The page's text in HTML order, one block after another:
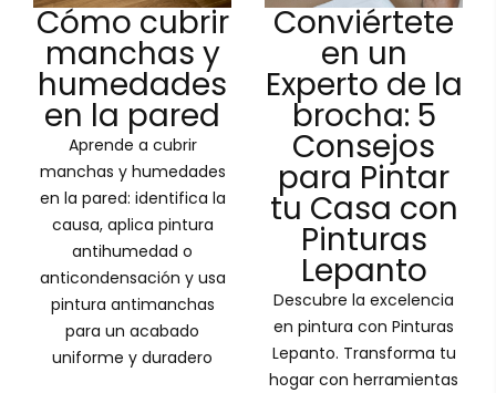
Cómo cubrir
manchas y
humedades
en la pared
Aprende a cubrir
manchas y humedades
en la pared: identifica la
causa, aplica pintura
antihumedad o
anticondensación y usa
pintura antimanchas
para un acabado
uniforme y duradero
Conviértete
en un
Experto de la
brocha: 5
Consejos
para Pintar
tu Casa con
Pinturas
Lepanto
Descubre la excelencia
en pintura con Pinturas
Lepanto. Transforma tu
hogar con herramientas